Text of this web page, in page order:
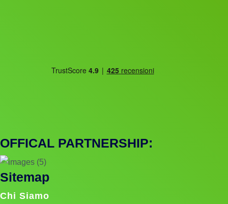
OFFICAL PARTNERSHIP:
Sitemap
Chi Siamo